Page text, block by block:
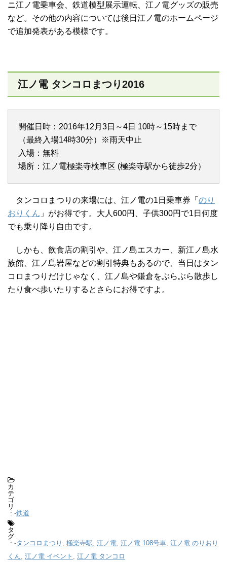
ニ江ノ電乗車会、鉄道模型展示運転、江ノ電グッズの販売
など。その他の内容については後日江ノ電のホームページ
で追加発表がある模様です。
江ノ電 タンコロまつり2016
開催日時：2016年12月3日～4日 10時～15時まで
（最終入場14時30分）※雨天中止
入場：無料
場所：江ノ電極楽寺検車区 (極楽寺駅から徒歩2分）
タンコロまつりの来場には、江ノ電の1日乗車券「 のり
おりくん 」がお得です。大人600円、子供300円で1日何度
でも乗り降り自由です。
しかも、飲食店の割引や、江ノ島エスカー、新江ノ島水
族館、江ノ島岩屋などの割引特典もあるので、当日はタン
コロまつりだけじゃなく、江ノ島や鎌倉をぶらぶら散歩し
たり食べ歩いたりするとさらにお得ですよ。
カ
テ
ゴ
リ
: -鉄道
タ
グ
: -タンコロまつり , 極楽寺駅, 江ノ電, 江ノ電 108号車, 江ノ電 のりおり
くん, 江ノ電 イベント , 江ノ電 タンコロ